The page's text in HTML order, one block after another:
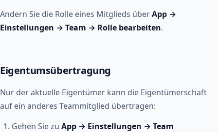
Ändern Sie die Rolle eines Mitglieds überApp →
Einstellungen → Team → Rolle bearbeiten.
Eigentumsübertragung
Nur der aktuelle Eigentümer kann die Eigentümerschaft
auf ein anderes Teammitglied übertragen:
Gehen Sie zu App → Einstellungen → Team